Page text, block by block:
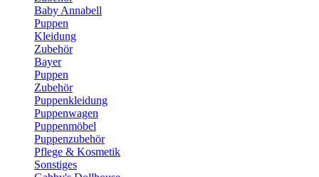
Baby Annabell
Puppen
Kleidung
Zubehör
Bayer
Puppen
Zubehör
Puppenkleidung
Puppenwagen
Puppenmöbel
Puppenzubehör
Pflege & Kosmetik
Sonstiges